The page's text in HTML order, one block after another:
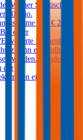
Wiener Städtische mit
30 Mio.
von € 20
einer
Pannenhilfe'
kann ebenfalls eine
werden. Kunden, die
der
einen